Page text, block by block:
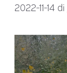
2022-11-14 di